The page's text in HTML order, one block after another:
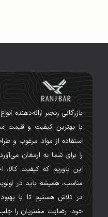
بازرگانی رنجبر ارائه‌دهنده
با بهترین کیفیت و قیمت
استفاده از مواد مرغوب و
را برای شما به ارمغان
این باوریم که کیفیت
مناسب، همیشه باید در
در تلاش هستیم تا با
خود، رضایت مشتریان را جلب